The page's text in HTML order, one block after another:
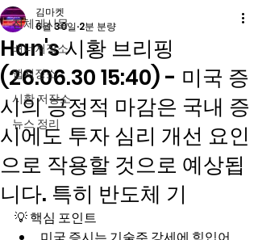
전체게시물
배너저장소
앱저장소
시황 저장소
뉴스 정리
Han's 시황 브리핑
(26.06.30 15:40) - 미국 증
시의 긍정적 마감은 국내 증
시에도 투자 심리 개선 요인
으로 작용할 것으로 예상됩
니다. 특히 반도체 기
김마켓
6월 30일 2분 분량
💡 핵심 포인트